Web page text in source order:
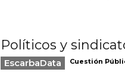
Políticos y
EscarbaData Cuestión